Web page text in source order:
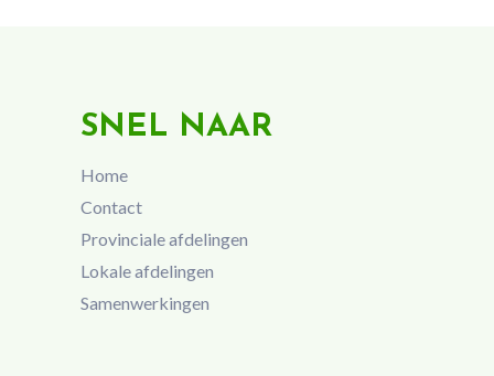
SNEL NAAR
Home
Contact
Provinciale afdelingen
Lokale afdelingen
Samenwerkingen